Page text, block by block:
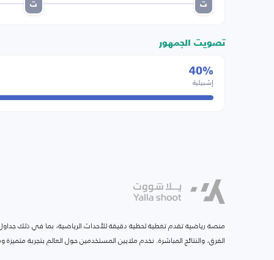
ت ت
تصويت الجمهور
40%
إشبيلية
منصة رياضية تقدم تغطية لحظية دقيقة للأحداث الرياضية، بما في ذلك جداول
الفرق، والنتائج المباشرة. نخدم ملايين المستخدمين حول العالم بتجربة